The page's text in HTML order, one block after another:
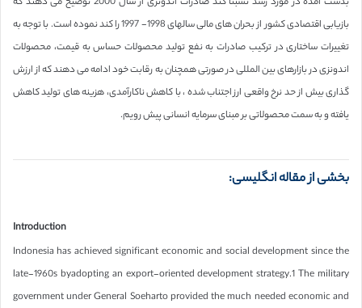
بازیابی اقتصادی کشور از بحران های مالی سالهای 1998- 1997 را کند نموده است. با توجه به
تغییرات ساختاری در ترکیب صادرات به نفع تولید محصولات حساس به قیمت، محصولات
اندونزی در بازارهای بین المللی در صورتی همچنان به رقابت خود ادامه می دهند که از ارزش
گذاری بیش از حد نرخ واقعی ارز اجتناب شده ، با کاهش ناکارآمدی، هزینه های تولید کاهش
یافته و به سمت محصولاتی بر مبنای سرمایه انسانی پیش رویم.
بخشی از مقاله انگلیسی:
Introduction
Indonesia has achieved significant economic and social development since the
late-1960s byadopting an export-oriented development strategy.1 The military
government under General Soeharto provided the much needed economic and